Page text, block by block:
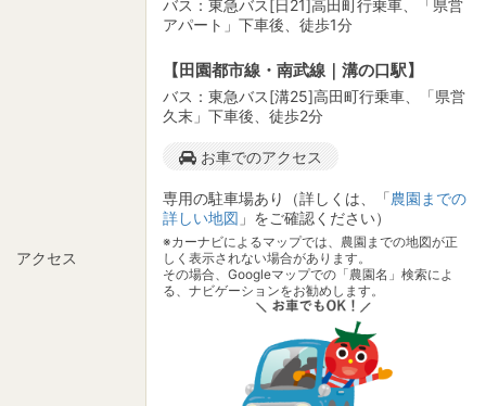
アクセス
バス：東急バス[日21]高田町行乗車、「県営
アパート」下車後、徒歩1分
【田園都市線・南武線｜溝の口駅】
バス：東急バス[溝25]高田町行乗車、「県営
久末」下車後、徒歩2分
お車でのアクセス
専用の駐車場あり（詳しくは、「農園までの
詳しい地図 」をご確認ください）
※カーナビによるマップでは、農園までの地図が正
しく表示されない場合があります。
その場合、Googleマップでの「農園名」検索によ
る、ナビゲーションをお勧めします。